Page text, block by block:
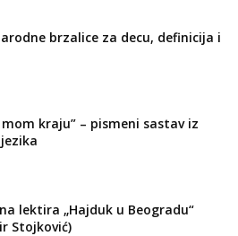
brzalice za decu, definicija i
mom kraju” – pismeni sastav iz
lektira „Hajduk u Beogradu“
Stojković)